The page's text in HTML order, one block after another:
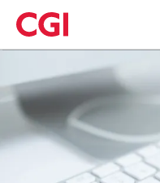
Skip
to
main